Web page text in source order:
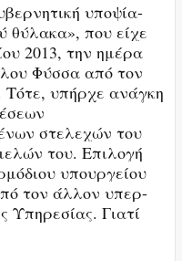
υποψία-
θύλακα», που είχε
2013, την ημέρα
Φύσσα από τον
Τότε, υπήρχε ανάγκη
στελεχών του
του. Επιλογή
υπουργείου
τον άλλον υπερ-
Υπηρεσίας. Γιατί